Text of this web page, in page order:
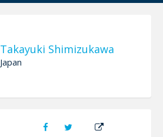
Takayuki Shimizukawa
Japan